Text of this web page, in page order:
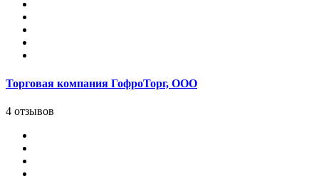
Торговая компания ГофроТорг, ООО
4 отзывов